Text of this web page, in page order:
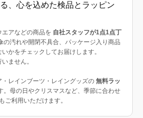
、心を込めた検品とラッピン
アなどの商品を 自社スタッフが1点1点丁
の汚れや開閉不具合、パッケージ入り商品
かをチェックしてお届けします。
ません。
・レインブーツ・レイングッズの 無料ラッ
。母の日やクリスマスなど、季節に合わせ
ご利用いただけます。